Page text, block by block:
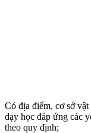
Có địa điểm, cơ sở
dạy học đáp ứng các
theo quy định;